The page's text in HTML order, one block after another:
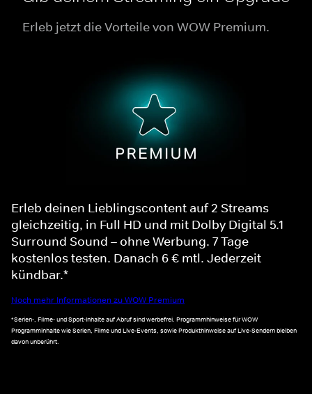
Erleb jetzt die Vorteile von WOW Premium.
Erleb deinen Lieblingscontent auf 2 Streams
gleichzeitig, in Full HD und mit Dolby Digital 5.1
Surround Sound – ohne Werbung. 7 Tage
kostenlos testen. Danach 6 € mtl. Jederzeit
kündbar.*
Noch mehr Informationen zu WOW Premium
*Serien-, Filme- und Sport-Inhalte auf Abruf sind werbefrei. Programmhinweise für WOW
Programminhalte wie Serien, Filme und Live-Events, sowie Produkthinweise auf Live-Sendern bleiben
davon unberührt.